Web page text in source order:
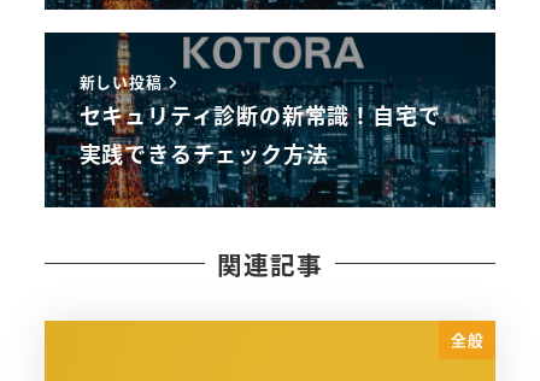
新しい投稿
セキュリティ診断の新常識！自宅で
実践できるチェック方法
関連記事
全般